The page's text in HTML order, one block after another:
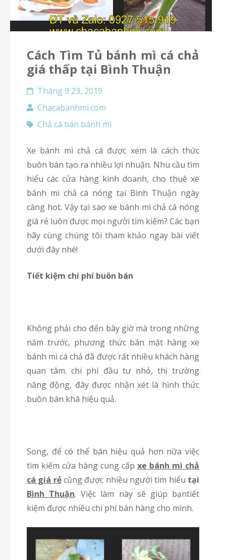
Cách Tìm Tủ bánh mì cá chả
giá thấp tại Bình Thuận
Tháng 9 23, 2019
Chacabanhmi.com
Chả cá bán bánh mì
Xe bánh mì chả cá được xem là cách thức
buôn bán tạo ra nhiều lợi nhuận. Nhu cầu tìm
hiểu các cửa hàng kinh doanh, cho thuê xe
bánh mì chả cá nóng tại Bình Thuận ngày
càng hot. Vậy tại sao xe bánh mì chả cá nóng
giá rẻ luôn được mọi người tìm kiếm? Các bạn
hãy cùng chúng tôi tham khảo ngay bài viết
dưới đây nhé!
Tiết kiệm chi phí buôn bán
Không phải cho đến bây giờ mà trong những
năm trước, phương thức bán mặt hàng xe
bánh mì cá chả đã được rất nhiều khách hàng
quan tâm. chi phí đầu tư nhỏ, thị trường
năng động, đây được nhận xét là hình thức
buôn bán khá hiệu quả.
song, để có thể bán hiệu quả hơn nữa việc
tìm kiếm cửa hàng cung cấp xe bánh mì chả
cá giá rẻcũng được nhiều người tìm hiểu tại
Bình Thuận. Việc làm này sẽ giúp bạntiết
kiệm được nhiều chi phí bán hàng cho mình.